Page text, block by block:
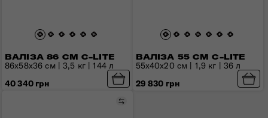
ВАЛІЗА 86 СМ C-LITE
86x58x36 см | 3,5 кг | 144 л
40 340 грн
ВАЛІЗА 55 СМ C-LITE
55х40х20 см | 1,9 кг | 36 л
29 830 грн
Порівняти